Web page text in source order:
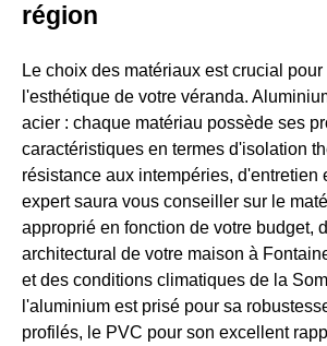
région
Le choix des matériaux est crucial
l'esthétique de votre véranda.
acier : chaque matériau possède ses
caractéristiques en termes d'isolation
résistance aux intempéries, d'entretien
expert saura vous conseiller sur le
approprié en fonction de votre budget,
architectural de votre maison à
et des conditions climatiques de la
l'aluminium est prisé pour sa
profilés, le PVC pour son excellent